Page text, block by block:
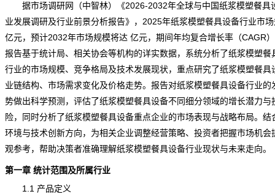
据市场调研网（中智林）《2026-2032年全球与中国纸浆模塑餐具
业发展调研及行业前景分析报告》，2025年纸浆模塑餐具设备行业市场
亿元，预计2032年市场规模将达 亿元，期间年均复合增长率（CAGR
报告基于统计局、相关协会等机构的详实数据，系统分析了纸浆模塑餐
行业的市场规模、竞争格局及技术发展现状，重点研究了纸浆模塑餐具
业链结构、市场需求变化及价格走势。报告对纸浆模塑餐具设备行业的
势做出科学预测，评估了纸浆模塑餐具设备不同细分领域的增长潜力与
险，同时分析了纸浆模塑餐具设备重点企业的市场表现与战略布局。结
环境与技术创新方向，为相关企业调整经营策略、投资者把握市场机会
观参考，帮助决策者准确理解纸浆模塑餐具设备行业现状与未来走向。
第一章 统计范围及所属行业
1.1 产品定义